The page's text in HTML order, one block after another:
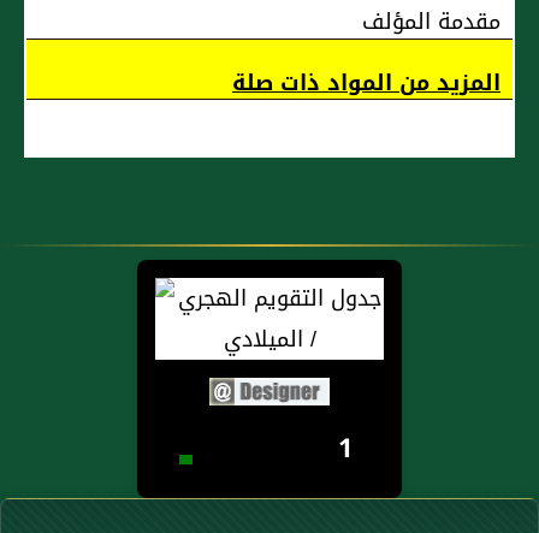
مقدمة المؤلف
المزيد من المواد ذات صلة
1